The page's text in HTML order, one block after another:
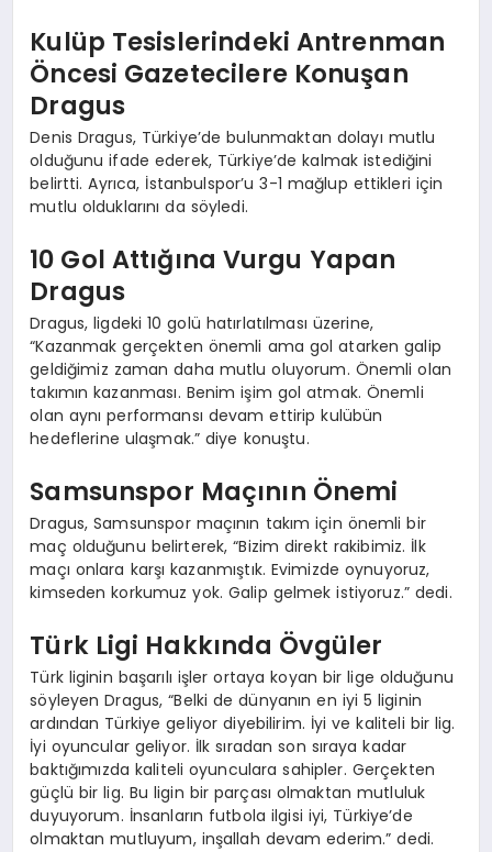
Kulüp Tesislerindeki Antrenman
Öncesi Gazetecilere Konuşan
Dragus
Denis Dragus, Türkiye’de bulunmaktan dolayı mutlu
olduğunu ifade ederek, Türkiye’de kalmak istediğini
belirtti. Ayrıca, İstanbulspor’u 3-1 mağlup ettikleri için
mutlu olduklarını da söyledi.
10 Gol Attığına Vurgu Yapan
Dragus
Dragus, ligdeki 10 golü hatırlatılması üzerine,
“Kazanmak gerçekten önemli ama gol atarken galip
geldiğimiz zaman daha mutlu oluyorum. Önemli olan
takımın kazanması. Benim işim gol atmak. Önemli
olan aynı performansı devam ettirip kulübün
hedeflerine ulaşmak.” diye konuştu.
Samsunspor Maçının Önemi
Dragus, Samsunspor maçının takım için önemli bir
maç olduğunu belirterek, “Bizim direkt rakibimiz. İlk
maçı onlara karşı kazanmıştık. Evimizde oynuyoruz,
kimseden korkumuz yok. Galip gelmek istiyoruz.” dedi.
Türk Ligi Hakkında Övgüler
Türk liginin başarılı işler ortaya koyan bir lige olduğunu
söyleyen Dragus, “Belki de dünyanın en iyi 5 liginin
ardından Türkiye geliyor diyebilirim. İyi ve kaliteli bir lig.
İyi oyuncular geliyor. İlk sıradan son sıraya kadar
baktığımızda kaliteli oyunculara sahipler. Gerçekten
güçlü bir lig. Bu ligin bir parçası olmaktan mutluluk
duyuyorum. İnsanların futbola ilgisi iyi, Türkiye’de
olmaktan mutluyum, inşallah devam ederim.” dedi.